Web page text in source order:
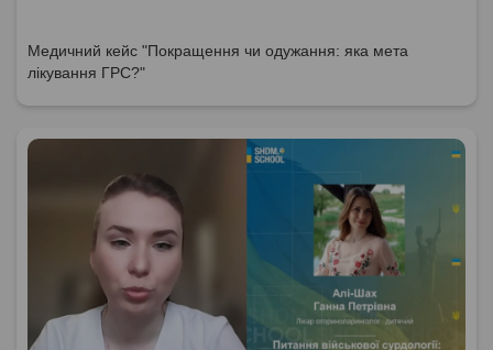
Медичний кейс "Покращення чи одужання: яка мета
лікування ГРС?"